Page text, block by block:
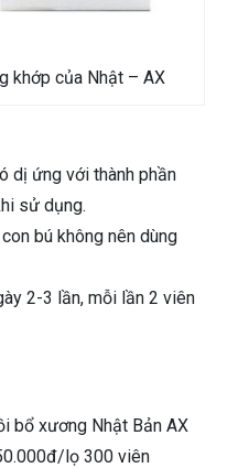
khớp của Nhật – AX
dị ứng với thành phần
sử dụng.
bú không nên dùng
2-3 lần, mỗi lần 2 viên
bổ xương Nhật Bản AX
lọ 300 viên